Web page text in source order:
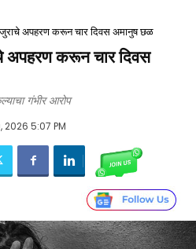
अपहरण करून चार दिवस अमानुष छळ
अपहरण करून चार दिवस
गंभीर आरोप
2026 5:07 PM